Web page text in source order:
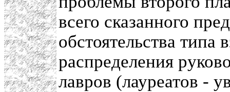
всего сказанного
обстоятельства
распределения
лавров (лауреатов -